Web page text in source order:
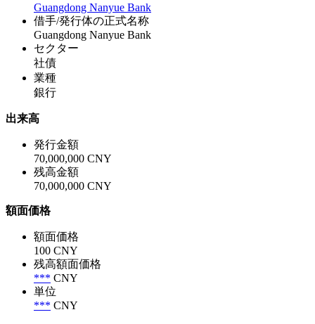
Guangdong Nanyue Bank
借手/発行体の正式名称
Guangdong Nanyue Bank
セクター
社債
業種
銀行
出来高
発行金額
70,000,000 CNY
残高金額
70,000,000 CNY
額面価格
額面価格
100 CNY
残高額面価格
*** CNY
単位
*** CNY